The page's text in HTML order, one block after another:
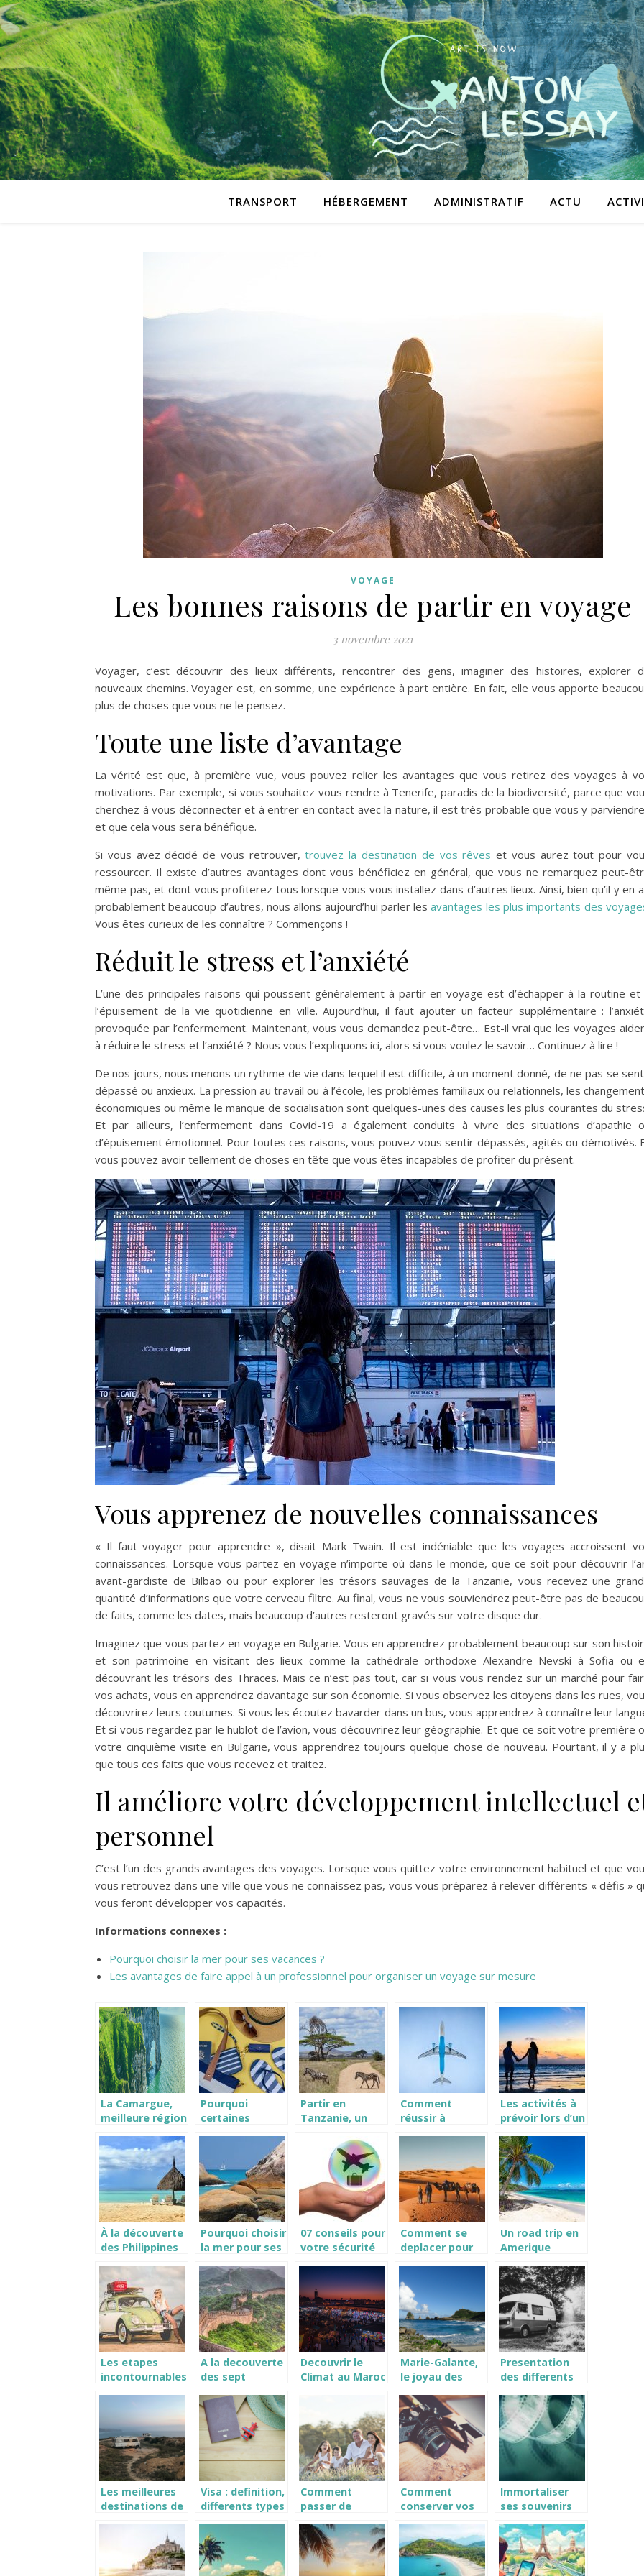
TRANSPORT HÉBERGEMENT ADMINISTRATIF ACTU
VOYAGE
Les bonnes raisons de partir en voyage
3 novembre 2021
Voyager, c’est découvrir des lieux différents, rencontrer des gens, imaginer des histoires, explorer
nouveaux chemins. Voyager est, en somme, une expérience à part entière. En fait, elle vous apporte
plus de choses que vous ne le pensez.
Toute une liste d’avantage
La vérité est que, à première vue, vous pouvez relier les avantages que vous retirez des voyages à
motivations. Par exemple, si vous souhaitez vous rendre à Tenerife, paradis de la biodiversité, parce que
cherchez à vous déconnecter et à entrer en contact avec la nature, il est très probable que vous y
et que cela vous sera bénéfique.
Si vous avez décidé de vous retrouver,trouvez la destination de vos rêves et vous aurez tout pour
ressourcer. Il existe d’autres avantages dont vous bénéficiez en général, que vous ne remarquez peut-
même pas, et dont vous profiterez tous lorsque vous vous installez dans d’autres lieux. Ainsi, bien qu’il y en
probablement beaucoup d’autres, nous allons aujourd’hui parler lesavantages les plus importants des
Vous êtes curieux de les connaître ? Commençons !
Réduit le stress et l’anxiété
L’une des principales raisons qui poussent généralement à partir en voyage est d’échapper à la routine et
l’épuisement de la vie quotidienne en ville. Aujourd’hui, il faut ajouter un facteur supplémentaire :
provoquée par l’enfermement. Maintenant, vous vous demandez peut-être… Est-il vrai que les voyages
à réduire le stress et l’anxiété ? Nous vous l’expliquons ici, alors si vous voulez le savoir… Continuez à lire !
De nos jours, nous menons un rythme de vie dans lequel il est difficile, à un moment donné, de ne pas se
dépassé ou anxieux. La pression au travail ou à l’école, les problèmes familiaux ou relationnels, les
économiques ou même le manque de socialisation sont quelques-unes des causes les plus courantes du
Et par ailleurs, l’enfermement dans Covid-19 a également conduits à vivre des situations d’apathie
d’épuisement émotionnel. Pour toutes ces raisons, vous pouvez vous sentir dépassés, agités ou démotivés.
vous pouvez avoir tellement de choses en tête que vous êtes incapables de profiter du présent.
Vous apprenez de nouvelles connaissances
« Il faut voyager pour apprendre », disait Mark Twain. Il est indéniable que les voyages accroissent
connaissances. Lorsque vous partez en voyage n’importe où dans le monde, que ce soit pour découvrir
avant-gardiste de Bilbao ou pour explorer les trésors sauvages de la Tanzanie, vous recevez une
quantité d’informations que votre cerveau filtre. Au final, vous ne vous souviendrez peut-être pas de
de faits, comme les dates, mais beaucoup d’autres resteront gravés sur votre disque dur.
Imaginez que vous partez en voyage en Bulgarie. Vous en apprendrez probablement beaucoup sur son
et son patrimoine en visitant des lieux comme la cathédrale orthodoxe Alexandre Nevski à Sofia ou
découvrant les trésors des Thraces. Mais ce n’est pas tout, car si vous vous rendez sur un marché pour
vos achats, vous en apprendrez davantage sur son économie. Si vous observez les citoyens dans les rues,
découvrirez leurs coutumes. Si vous les écoutez bavarder dans un bus, vous apprendrez à connaître leur
Et si vous regardez par le hublot de l’avion, vous découvrirez leur géographie. Et que ce soit votre première
votre cinquième visite en Bulgarie, vous apprendrez toujours quelque chose de nouveau. Pourtant, il y a
que tous ces faits que vous recevez et traitez.
Il améliore votre développement intellectuel
personnel
C’est l’un des grands avantages des voyages. Lorsque vous quittez votre environnement habituel et que
vous retrouvez dans une ville que vous ne connaissez pas, vous vous préparez à relever différents « défis »
vous feront développer vos capacités.
Informations connexes :
Pourquoi choisir la mer pour ses vacances ?
Les avantages de faire appel à un professionnel pour organiser un voyage sur mesure
La Camargue,
meilleure région
vos vacances!
Pourquoi
certaines
d’investir pour
obtenir un
passeport
étranger ?
Partir en
Tanzanie, un
de découvertes.
Comment
réussir à
cher?
Les activités à
prévoir lors d’un
en amoureux
À la découverte
des Philippines
Pourquoi choisir
la mer pour ses
07 conseils pour
votre sécurité
voyage
Comment se
deplacer pour
Un road trip en
Amerique
prevu ? Tout ce
qu’il faut savoir
!
Les etapes
incontournables
A la decouverte
des sept
monde
Decouvrir le
Climat au Maroc
Marie-Galante,
le joyau des
histoire et
beaute
naturelle
Presentation
des differents
camping car,
pour des
aventures
inoubliables !
Les meilleures
destinations de
camping-car
Visa : definition,
differents types
d’obtention
Comment
passer de
vacances avec
vos enfants
sans vous ruiner
Comment
conserver vos
photos de
souvenir de
vacances ?
Immortaliser
ses souvenirs
avec une
impression
photo